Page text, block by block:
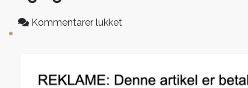
Kommentarer lukkettil
funktionalitet